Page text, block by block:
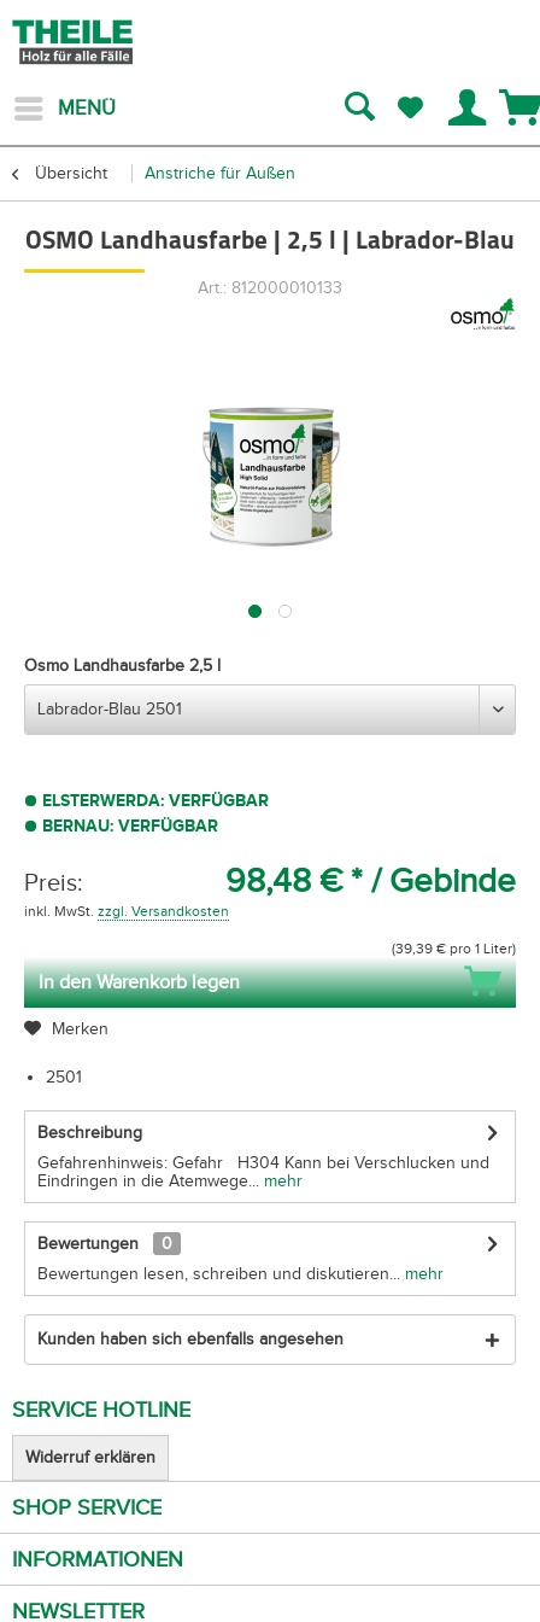
MENÜ
Übersicht Anstriche für Außen
OSMO Landhausfarbe | 2,5 l | Labrador-Blau
Art.: 812000010133
Osmo Landhausfarbe 2,5 l
ELSTERWERDA: VERFÜGBAR
BERNAU: VERFÜGBAR
Preis: 98,48 € * / Gebinde
inkl. MwSt. zzgl. Versandkosten
(39,39 € pro 1 Liter)
In den Warenkorb legen
Merken
2501
Beschreibung
Gefahrenhinweis: Gefahr H304 Kann bei Verschlucken und
Eindringen in die Atemwege... mehr
Bewertungen
0
Bewertungen lesen, schreiben und diskutieren... mehr
Kunden haben sich ebenfalls angesehen
SERVICE HOTLINE
Widerruf erklären
SHOP SERVICE
INFORMATIONEN
NEWSLETTER